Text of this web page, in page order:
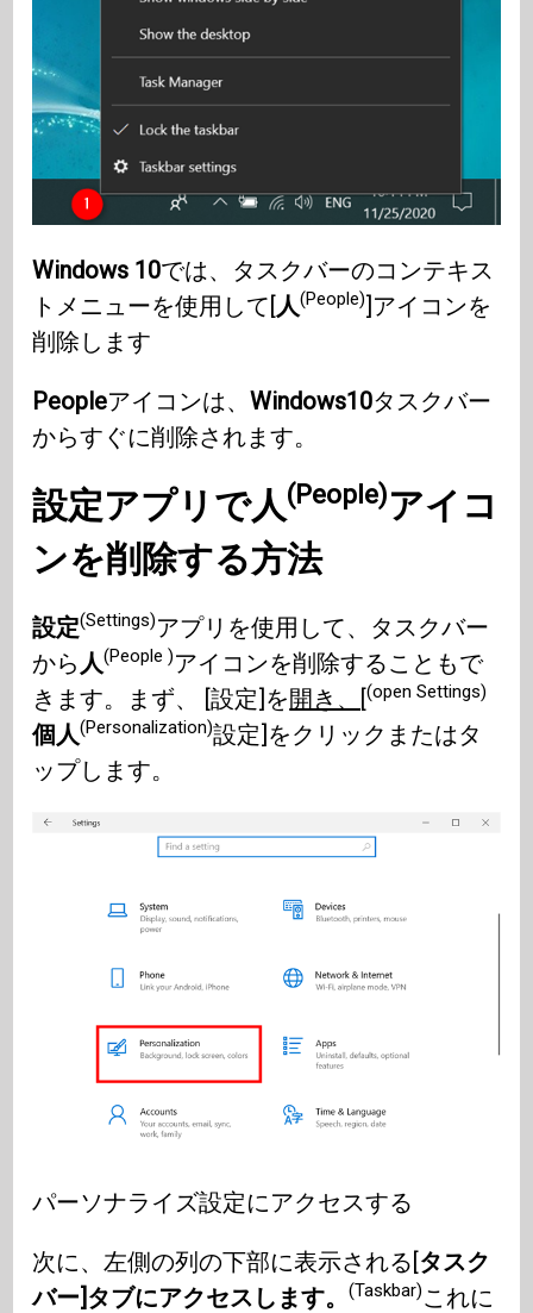
Windows 10では、タスクバーのコンテキス
トメニューを使用して[人(People)]アイコンを
削除します
Peopleアイコンは、Windows10タスクバー
からすぐに削除されます。
設定アプリで人(People)アイコ
ンを削除する方法
設定(Settings)アプリを使用して、タスクバー
から 人(People )アイコンを削除することもで
きます。まず、 [設定]を開き、[(open Settings)
個人(Personalization)設定]をクリックまたはタ
ップします。
パーソナライズ設定にアクセスする
次に、左側の列の下部に表示される[タスク
バー]タブにアクセスします。(Taskbar)これに